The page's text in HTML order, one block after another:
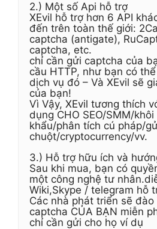
2.) Một số Api hỗ trợ
XEvil hỗ trợ hơn 6 API
đến trên toàn thế giới:
captcha (antigate),
captcha, etc.
chỉ cần gửi captcha của
cầu HTTP, như bạn có
dịch vụ đó – Và XEvil sẽ
của bạn!
Vì Vậy, XEvil tương thích
dụng CHO SEO/SMM/
khẩu/phân tích cú pháp/
chuột/cryptocurrency/vv.
3.) Hỗ trợ hữu ích và
Sau khi mua, bạn có
một công nghệ tư
Wiki,Skype / telegram hỗ
Các nhà phát triển sẽ đào
captcha CỦA BẠN miễn
chỉ cần gửi cho họ ví dụ